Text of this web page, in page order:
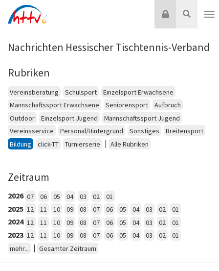
Inhalt
Suche
Login
Nachrichten Hessischer Tischtennis-Verband
Rubriken
Vereinsberatung Schulsport
Einzelsport Erwachsene
Mannschaftssport Erwachsene
Seniorensport
Aufbruch
Outdoor
Einzelsport Jugend
Mannschaftssport Jugend
Vereinsservice
Personal/Hintergrund Sonstiges
Breitensport
Bildung
click-TT Turnierserie | Alle Rubriken
Zeitraum
2026 07 06 05 04 03 02 01
2025 12 11 10 09 08 07 06 05 04 03 02 01
2024 12 11 10 09 08 07 06 05 04 03 02 01
2023 12 11 10 09 08 07 06 05 04 03 02
01
mehr...
| Gesamter Zeitraum